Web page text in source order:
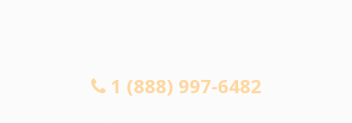
1 (888) 997-6482